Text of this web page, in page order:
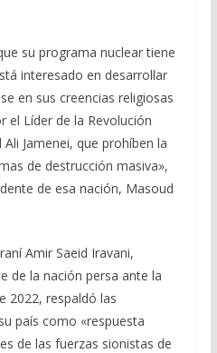
su programa nuclear tiene
interesado en desarrollar
en sus creencias religiosas
el Líder de la Revolución
Jamenei, que prohíben la
de destrucción masiva»,
de esa nación, Masoud
Amir Saeid Iravani,
de la nación persa ante la
2022, respaldó las
país como «respuesta
de las fuerzas sionistas de